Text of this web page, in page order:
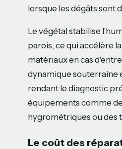
lorsque les dégâts sont
Le végétal stabilise
parois, ce qui accélère
matériaux en cas
dynamique souterraine
rendant le diagnostic
équipements comme
hygrométriques ou des
Le coût des